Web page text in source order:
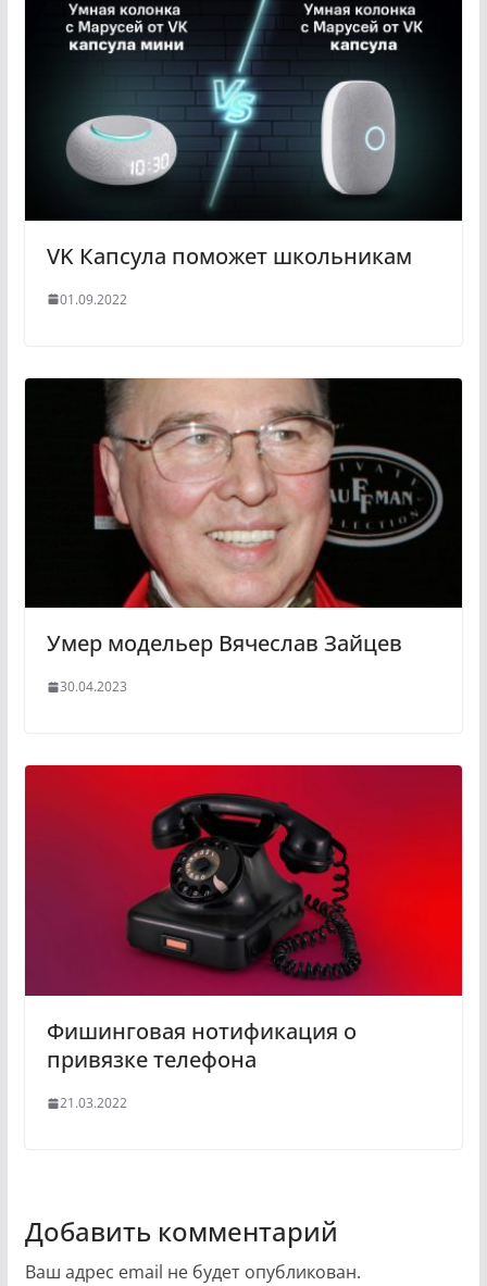
VK Капсула поможет школьникам
01.09.2022
Умер модельер Вячеслав Зайцев
30.04.2023
Фишинговая нотификация о
привязке телефона
21.03.2022
Добавить комментарий
Ваш адрес email не будет опубликован.